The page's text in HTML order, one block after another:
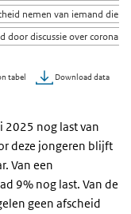
nemen van iemand die
door discussie over
niet kunnen meemaken
tabel Download data
2025 nog last van
deze jongeren blijft
Van een
9% nog last. Van de
geen afscheid